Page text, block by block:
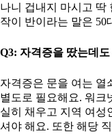
나니 겁내지 마시고 딱
작이 반이라는 말은 50
Q3: 자격증을 땄는데
자격증은 문을 여는 열
별도로 필요해요. 워크
실히 채우고 지역 여성
셔야 해요. 또한 해당